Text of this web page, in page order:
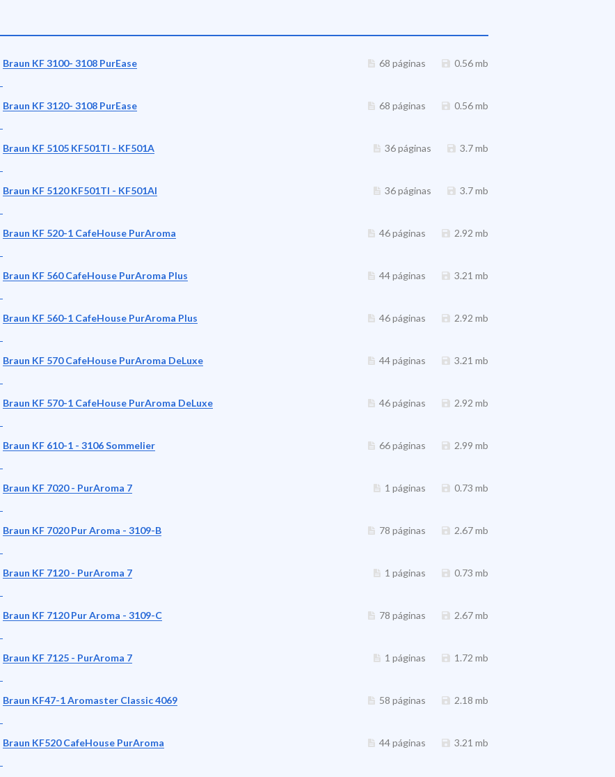
Braun KF 3100- 3108 PurEase 68 páginas 0.56 mb
Braun KF 3120- 3108 PurEase 68 páginas 0.56 mb
Braun KF 5105 KF501TI - KF501A 36 páginas 3.7 mb
Braun KF 5120 KF501TI - KF501AI 36 páginas 3.7 mb
Braun KF 520-1 CafeHouse PurAroma 46 páginas 2.92 mb
Braun KF 560 CafeHouse PurAroma Plus 44 páginas 3.21 mb
Braun KF 560-1 CafeHouse PurAroma Plus 46 páginas 2.92 mb
Braun KF 570 CafeHouse PurAroma DeLuxe 44 páginas 3.21 mb
Braun KF 570-1 CafeHouse PurAroma DeLuxe 46 páginas 2.92 mb
Braun KF 610-1 - 3106 Sommelier 66 páginas 2.99 mb
Braun KF 7020 - PurAroma 7 1 páginas 0.73 mb
Braun KF 7020 Pur Aroma - 3109-B 78 páginas 2.67 mb
Braun KF 7120 - PurAroma 7 1 páginas 0.73 mb
Braun KF 7120 Pur Aroma - 3109-C 78 páginas 2.67 mb
Braun KF 7125 - PurAroma 7 1 páginas 1.72 mb
Braun KF47-1 Aromaster Classic 4069 58 páginas 2.18 mb
Braun KF520 CafeHouse PurAroma 44 páginas 3.21 mb